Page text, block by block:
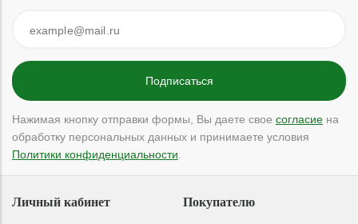
Нажимая кнопку отправки формы, Вы даете свое согласие на
обработку персональных данных и принимаете условия
Политики конфиденциальности
Покупателю
Личный кабинет